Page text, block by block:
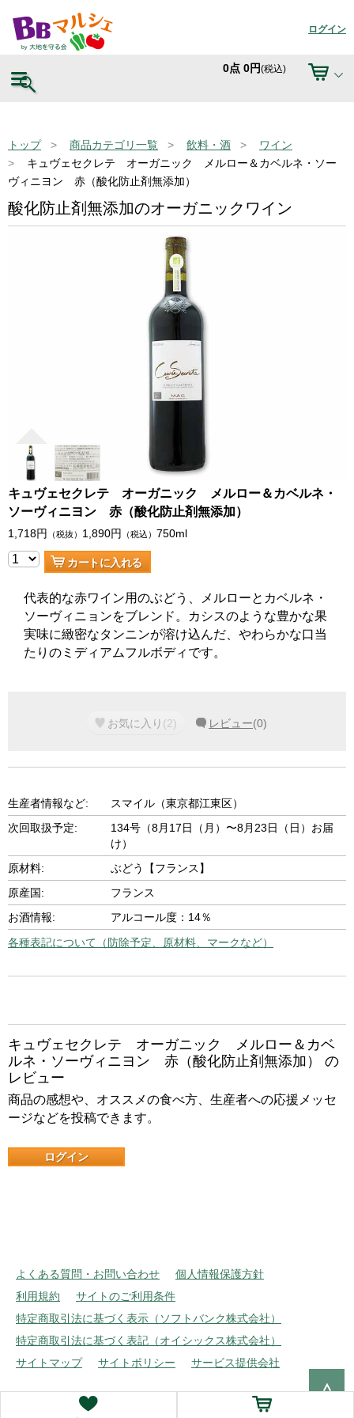
ログイン
0点 0円(税込)
トップ 商品カテゴリ一覧 飲料・酒
ワイン
キュヴェセクレテ オーガニック メルロー＆カベルネ・ソー
ヴィニヨン 赤（酸化防止剤無添加）
酸化防止剤無添加のオーガニックワイン
キュヴェセクレテ オーガニック メルロー＆カベルネ・
ソーヴィニヨン 赤（酸化防止剤無添加）
1,718円 （税抜） 1,890円 （税込） 750ml
カートに入れる
代表的な赤ワイン用のぶどう、メルローとカベルネ・
ソーヴィニョンをブレンド。カシスのような豊かな果
実味に緻密なタンニンが溶け込んだ、やわらかな口当
たりのミディアムフルボディです。
お気に入り (2) レビュー(0)
生産者情報など:
スマイル（東京都江東区）
次回取扱予定:
134号（8月17日（月）〜8月23日（日）お届
け）
原材料:
ぶどう【フランス】
原産国:
フランス
お酒情報:
アルコール度：14％
各種表記について（防除予定、原材料、マークなど）
キュヴェセクレテ オーガニック メルロー＆カベ
ルネ・ソーヴィニヨン 赤（酸化防止剤無添加） の
レビュー
商品の感想や、オススメの食べ方、生産者への応援メッセ
ージなどを投稿できます。
ログイン
よくある質問・お問い合わせ
個人情報保護方針
利用規約
サイトのご利用条件
特定商取引法に基づく表示（ソフトバンク株式会社）
特定商取引法に基づく表記（オイシックス株式会社）
サイトマップ
サイトポリシー サービス提供会社
Copyright © Oisix Inc. All rights reserved